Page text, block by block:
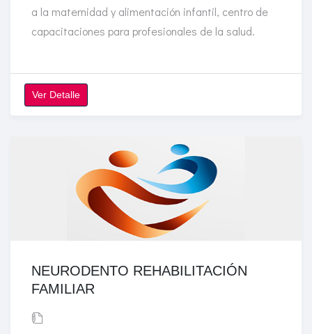
a la maternidad y alimentación infantil, centro de
capacitaciones para profesionales de la salud.
Ver Detalle
NEURODENTO REHABILITACIÓN
FAMILIAR